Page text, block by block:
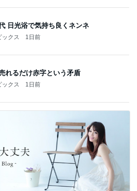
日光浴で気持ち良くネンネ
ックス 1日前
れるだけ赤字という矛盾
ックス 1日前